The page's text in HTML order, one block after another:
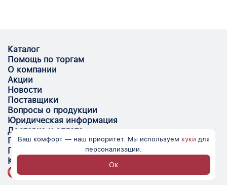
Каталог
Помощь по торгам
О компании
Акции
Новости
Поставщики
Вопросы о продукции
Юридическая информация
Доставка и оплата
Поставщикам
Помощь
Контакты
Ваш комфорт — наш приоритет. Мы используем куки для
персонализации.
Ок